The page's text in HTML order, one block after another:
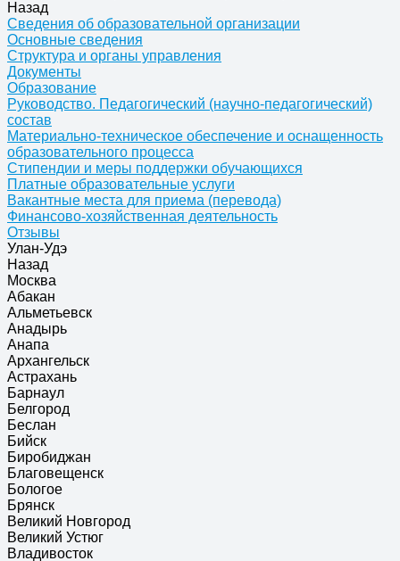
Назад
Сведения об образовательной организации
Основные сведения
Структура и органы управления
Документы
Образование
Руководство. Педагогический (научно-педагогический)
состав
Материально-техническое обеспечение и оснащенность
образовательного процесса
Стипендии и меры поддержки обучающихся
Платные образовательные услуги
Вакантные места для приема (перевода)
Финансово-хозяйственная деятельность
Отзывы
Улан-Удэ
Назад
Москва
Абакан
Альметьевск
Анадырь
Анапа
Архангельск
Астрахань
Барнаул
Белгород
Беслан
Бийск
Биробиджан
Благовещенск
Бологое
Брянск
Великий Новгород
Великий Устюг
Владивосток